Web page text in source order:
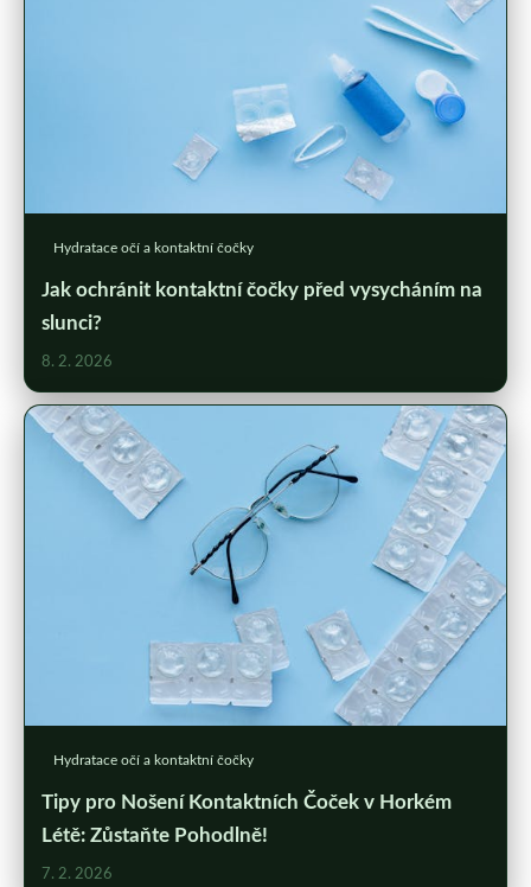
Hydratace očí a kontaktní čočky
Jak ochránit kontaktní čočky před vysycháním na
slunci?
8. 2. 2026
Hydratace očí a kontaktní čočky
Tipy pro Nošení Kontaktních Čoček v Horkém
Létě: Zůstaňte Pohodlně!
7. 2. 2026